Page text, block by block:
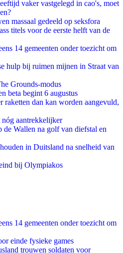
vaker vastgelegd in cao's, moet
massaal gedeeld op seksfora
titels voor de eerste helft van de
14 gemeenten onder toezicht om
hulp bij ruimen mijnen in Straat van
Grounds-modus
beta begint 6 augustus
raketten dan kan worden aangevuld,
aantrekkelijker
Wallen na golf van diefstal en
in Duitsland na snelheid van
bij Olympiakos
14 gemeenten onder toezicht om
einde fysieke games
trouwen soldaten voor